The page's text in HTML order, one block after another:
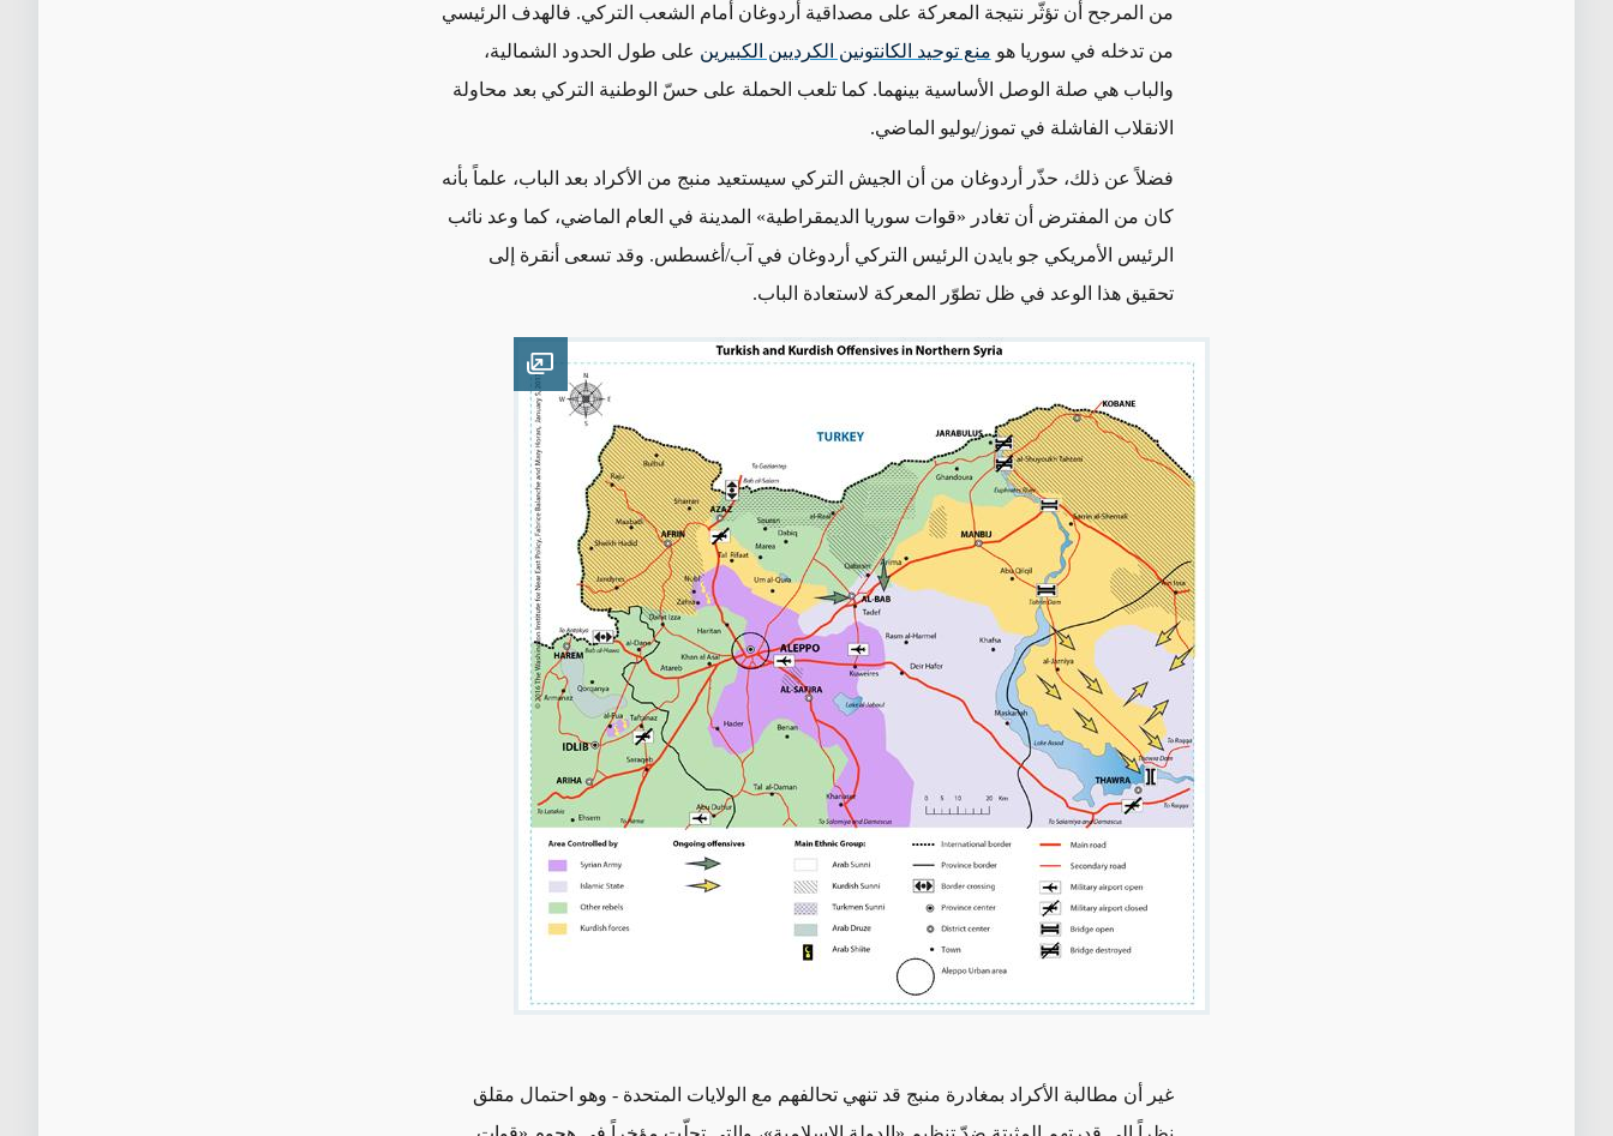
من المرجح أن تؤثّر نتيجة المعركة على مصداقية أردوغان أمام الشعب التركي. فالهدف الرئيسي
من تدخله في سوريا هو منع توحيد الكانتونين الكرديين الكبيرين على طول الحدود الشمالية،
والباب هي صلة الوصل الأساسية بينهما. كما تلعب الحملة على حسّ الوطنية التركي بعد محاولة
الانقلاب الفاشلة في تموز/يوليو الماضي.
فضلاً عن ذلك، حذّر أردوغان من أن الجيش التركي سيستعيد منبج من الأكراد بعد الباب، علماً بأنه
كان من المفترض أن تغادر «قوات سوريا الديمقراطية» المدينة في العام الماضي، كما وعد نائب
الرئيس الأمريكي جو بايدن الرئيس التركي أردوغان في آب/أغسطس. وقد تسعى أنقرة إلى
تحقيق هذا الوعد في ظل تطوّر المعركة لاستعادة الباب.
Open image
غير أن مطالبة الأكراد بمغادرة منبج قد تنهي تحالفهم مع الولايات المتحدة - وهو احتمال مقلق